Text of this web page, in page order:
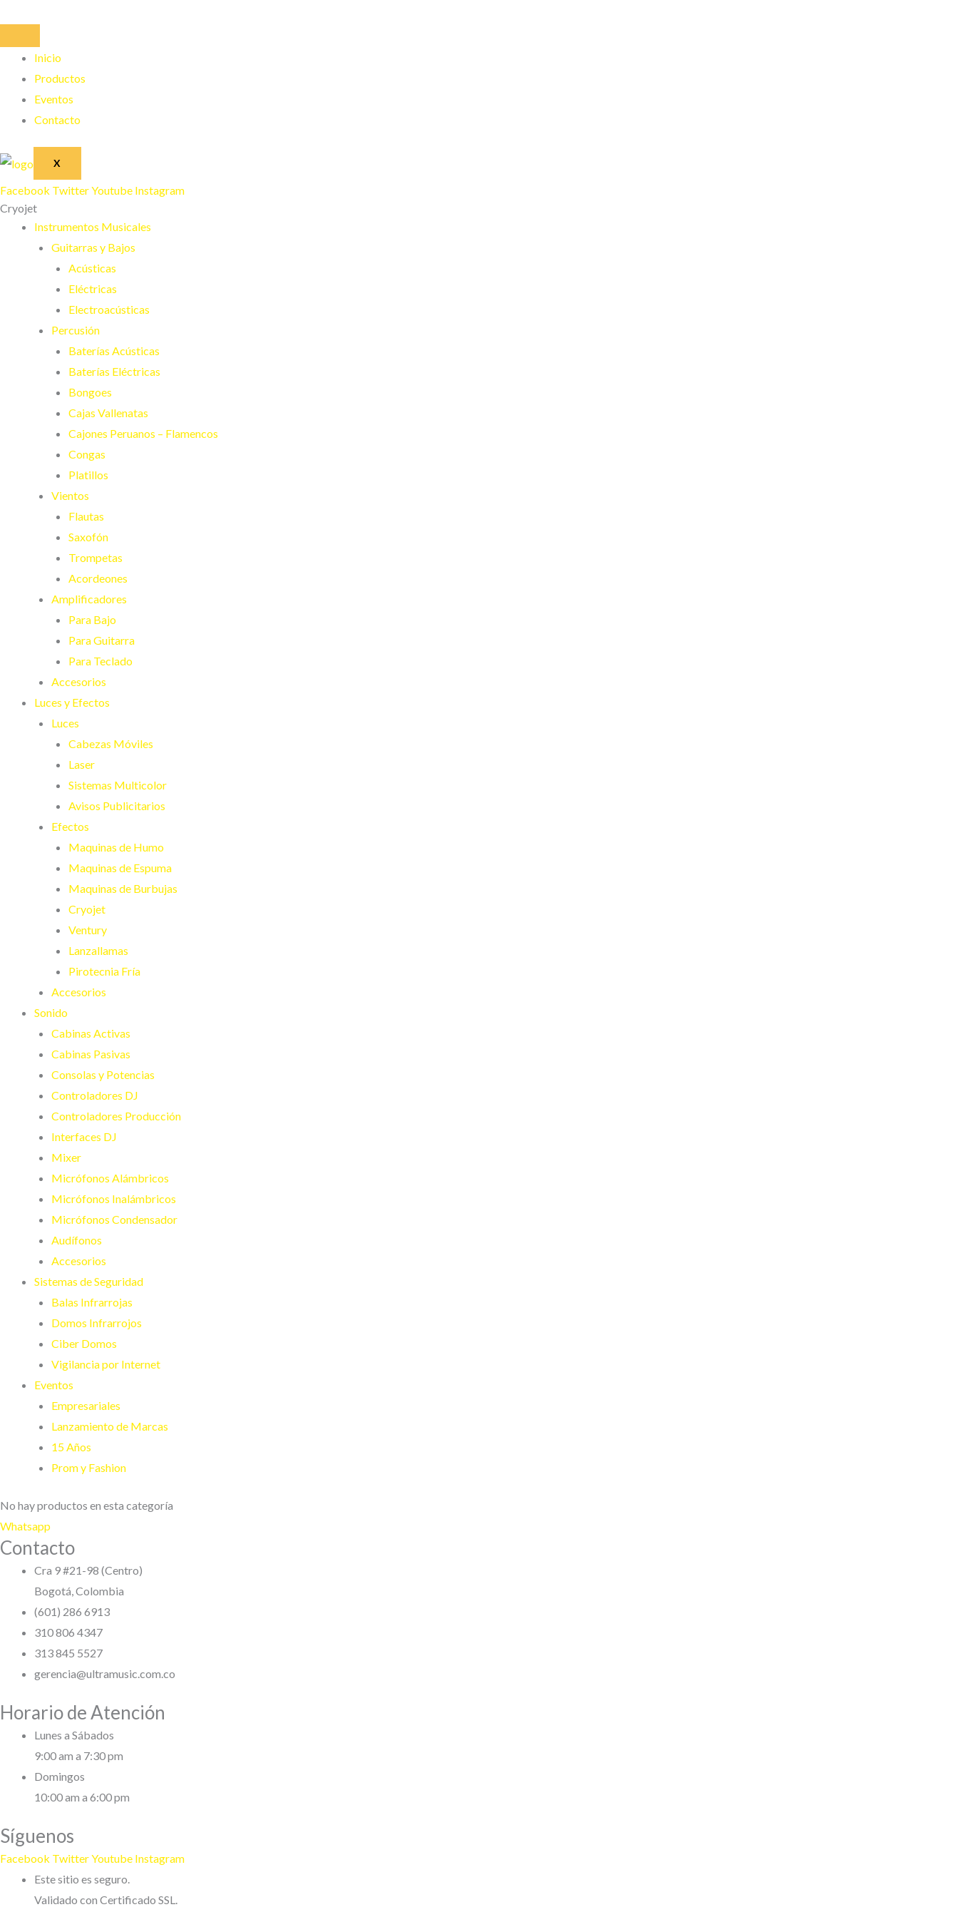
contenidoInicio
Productos
Eventos
Contacto
X
Facebook TwitterYoutube Instagram
Cryojet
Instrumentos Musicales
Guitarras y Bajos
Acústicas
Eléctricas
Electroacústicas
Percusión
Baterías Acústicas
Baterías Eléctricas
Bongoes
Cajas Vallenatas
Cajones Peruanos – Flamencos
Congas
Platillos
Vientos
Flautas
Saxofón
Trompetas
Acordeones
Amplificadores
Para Bajo
Para Guitarra
Para Teclado
Accesorios
Luces y Efectos
Luces
Cabezas Móviles
Laser
Sistemas Multicolor
Avisos Publicitarios
Efectos
Maquinas de Humo
Maquinas de Espuma
Maquinas de Burbujas
Cryojet
Ventury
Lanzallamas
Pirotecnia Fría
Accesorios
Sonido
Cabinas Activas
Cabinas Pasivas
Consolas y Potencias
Controladores DJ
Controladores Producción
Interfaces DJ
Mixer
Micrófonos Alámbricos
Micrófonos Inalámbricos
Micrófonos Condensador
Audífonos
Accesorios
Sistemas de Seguridad
Balas Infrarrojas
Domos Infrarrojos
Ciber Domos
Vigilancia por Internet
Eventos
Empresariales
Lanzamiento de Marcas
15 Años
Prom y Fashion
No hay productos en esta categoría
Whatsapp
Contacto
Cra 9 #21-98 (Centro)
Bogotá, Colombia
(601) 286 6913
310 806 4347
313 845 5527
gerencia@ultramusic.com.co
Horario de Atención
Lunes a Sábados
9:00 am a 7:30 pm
Domingos
10:00 am a 6:00 pm
Síguenos
Facebook TwitterYoutube Instagram
Este sitio es seguro.
Validado con Certificado SSL.